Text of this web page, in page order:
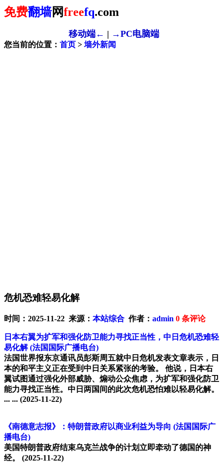
免费翻墙网freefq.com
移动端← | →PC电脑端
您当前的位置： 首页 > 墙外新闻
危机恐难轻易化解
时间：2025-11-22 来源： 本站综合 作者： admin 0 条评论
日本右翼为扩军和强化防卫能力寻找正当性，中日危机恐难轻
易化解 (法国国际广播电台)
法国世界报东京通讯员彭斯周五就中日危机发表文章表示，日
本的和平主义正在受到中日关系紧张的考验。 他说，日本右
翼试图通过强化外部威胁、煽动公众焦虑，为扩军和强化防卫
能力寻找正当性。中日两国间的此次危机恐怕难以轻易化解。
... ... (2025-11-22)
《南德意志报》：特朗普政府以商业利益为导向 (法国国际广
播电台)
美国特朗普政府结束乌克兰战争的计划立即牵动了德国的神
经。 (2025-11-22)